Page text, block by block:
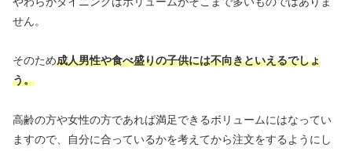
せん。
そのため成人男性や食べ盛りの子供には不向きといえるでしょ
う。
高齢の方や女性の方であれば満足できるボリュームにはなってい
ますので、自分に合っているかを考えてから注文をするようにし